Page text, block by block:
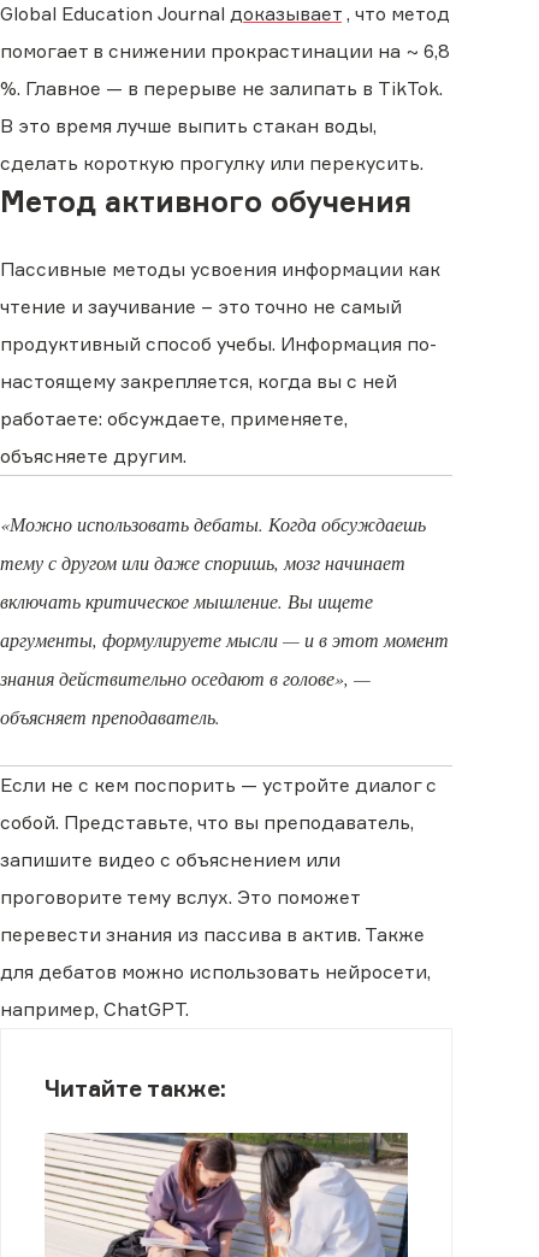
Global Education Journal доказывает , что метод
помогает в снижении прокрастинации на ~ 6,8
%. Главное — в перерыве не залипать в TikTok.
В это время лучше выпить стакан воды,
сделать короткую прогулку или перекусить.
Метод активного обучения
Пассивные методы усвоения информации как
чтение и заучивание – это точно не самый
продуктивный способ учебы. Информация по-
настоящему закрепляется, когда вы с ней
работаете: обсуждаете, применяете,
объясняете другим.
«Можно использовать дебаты. Когда обсуждаешь
тему с другом или даже споришь, мозг начинает
включать критическое мышление. Вы ищете
аргументы, формулируете мысли — и в этот момент
знания действительно оседают в голове», —
объясняет преподаватель.
Если не с кем поспорить — устройте диалог с
собой. Представьте, что вы преподаватель,
запишите видео с объяснением или
проговорите тему вслух. Это поможет
перевести знания из пассива в актив. Также
для дебатов можно использовать нейросети,
например, ChatGPT.
Читайте также: